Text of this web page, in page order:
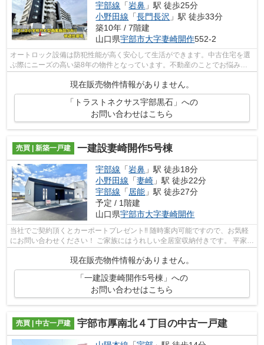
宇部線 「岩鼻 」駅 徒歩25分
小野田線 「長門長沢 」駅 徒歩33分
築10年 / 7階建
山口県宇部市大字妻崎開作552-2
オートロック設備は防犯性能が高く安心して生活ができます。中古住宅を選
ぶ際にニーズの高い築8年の物件となっています。不動産のことでお悩みな
現在販売物件情報がありません。
「トラストネクサス宇部黒石」への
お問い合わせはこちら
売買 | 新築一戸建 一建設妻崎開作5号棟
宇部線 「岩鼻 」駅 徒歩18分
小野田線 「妻崎 」駅 徒歩22分
宇部線 「居能 」駅 徒歩27分
予定 / 1階建
山口県宇部市大字妻崎開作
当社でご契約頂くとカーポートプレゼント‼ 随時案内可能ですので、お気軽
にお問い合わせください！ ご家族にはうれしい全居室収納付きです。 平家で
すがファミリー向けの物件です。
現在販売物件情報がありません。
「一建設妻崎開作5号棟」への
お問い合わせはこちら
売買 | 中古一戸建 宇部市厚南北４丁目の中古一戸建